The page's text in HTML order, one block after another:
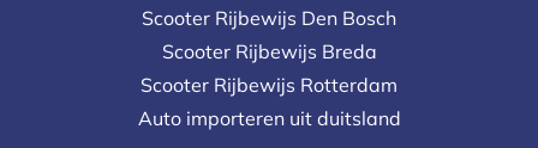
Scooter Rijbewijs Den Bosch
Scooter Rijbewijs Breda
Scooter Rijbewijs Rotterdam
Auto importeren uit duitsland